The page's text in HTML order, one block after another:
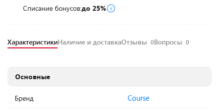
Списание бонусов:до 25%
ХарактеристикиНаличие и доставкаОтзывы 0Вопросы 0
Основные
Бренд Course